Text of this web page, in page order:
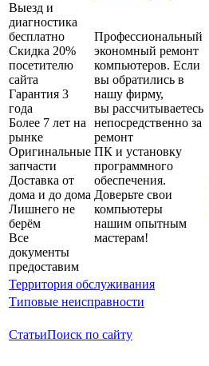
Выезд и
диагностика
бесплатно
Скидка 20%
посетителю
сайта
Гарантия 3
года
Более 7 лет на
рынке
Оригинальные
запчасти
Доставка от
дома и до дома
Лишнего не
берём
Все
документы
предоставим
Профессиональный
экономный ремонт
компьютеров. Если
вы обратились в
нашу фирму,
вы рассчитываетесь
непосредственно за
ремонт
ПК и установку
программного
обеспечения.
Доверьте свои
компьютеры
нашим опытным
мастерам!
Территория обслуживания
Типовые неисправности
СтатьиПоиск по сайту